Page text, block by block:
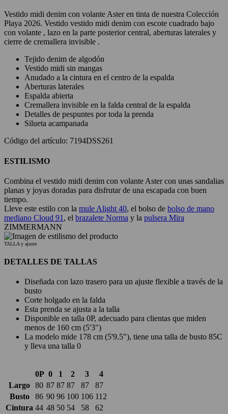
Vestido midi denim con volante Aster en tinta de nuestra Colección
Playa 2026. Vestido vestido midi denim con escote cuadrado bajo
con volante , lazo en la parte posterior central, aberturas laterales y
cierre de cremallera invisible .
Tejido denim de algodón
Vestido midi sin mangas
Anudado a la cintura en el centro de la espalda
Aberturas laterales
Espalda abierta
Cremallera invisible en la falda central de la espalda
Detalles de pespuntes por toda la prenda
Silueta acampanada
Código del artículo: 7194DSS261
ESTILISMO
Combina el vestido midi denim con volante Aster con unas sandalias
planas y joyas doradas para disfrutar de una escapada con buen
tiempo.
Lleve este estilo con la mule Alight 40, el bolso de bolso de mano
mediano Cloud 91 , el brazalete Norma y la pulsera Mira
ZIMMERMANN
TALLA y ajuste
DETALLES DE TALLAS
Diseñada con lazo trasero para un ajuste flexible a través de la
busto
Corte holgado en la falda
Esta prenda se ajusta a la talla
Disponible en talla 0P, adecuado para clientas que miden
menos de 160 cm (5'3")
La modelo mide 178 cm (5'9.5"), tiene una talla de busto 85C
y lleva una talla 0
0P 0 1 2 3
4
Largo 80 87 87 87 87
87
Busto
86 90 96 100 106 112
Cintura 44 48 50 54 58 62